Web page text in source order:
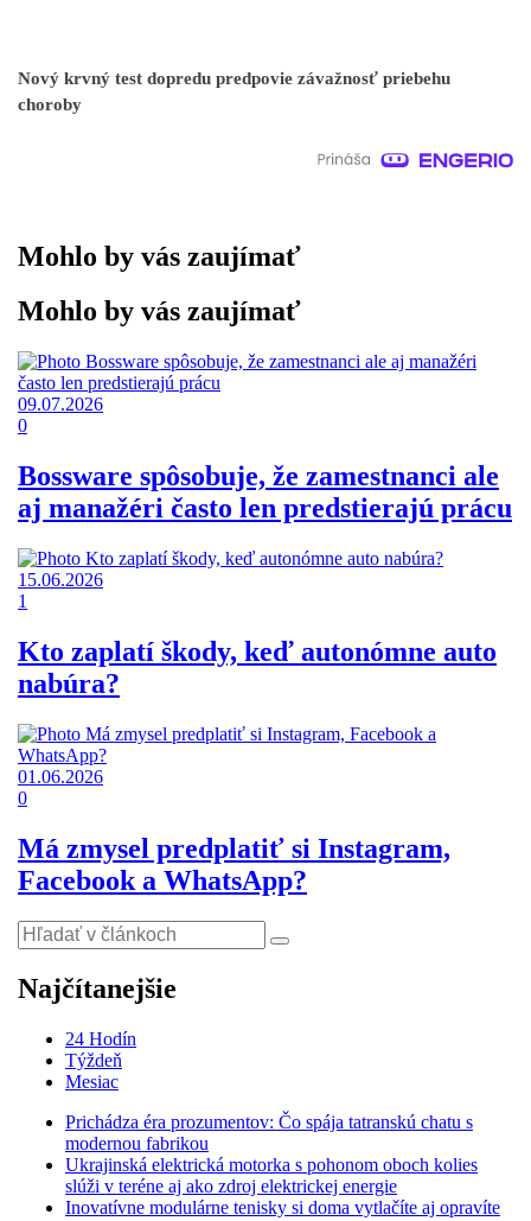
Nový krvný test dopredu predpovie závažnosť priebehu
choroby
Mohlo by vás zaujímať
Mohlo by vás zaujímať
09.07.2026
0
Bossware spôsobuje, že zamestnanci ale
aj manažéri často len predstierajú prácu
15.06.2026
1
Kto zaplatí škody, keď autonómne auto
nabúra?
01.06.2026
0
Má zmysel predplatiť si Instagram,
Facebook a WhatsApp?
Najčítanejšie
24 Hodín
Týždeň
Mesiac
Prichádza éra prozumentov: Čo spája tatranskú chatu s
modernou fabrikou
Ukrajinská elektrická motorka s pohonom oboch kolies
slúži v teréne aj ako zdroj elektrickej energie
Inovatívne modulárne tenisky si doma vytlačíte aj opravíte